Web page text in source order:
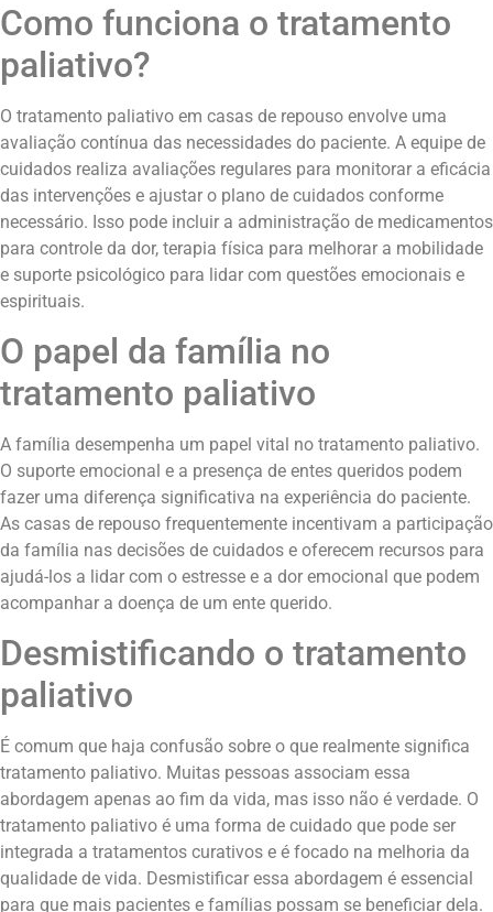
Como funciona o tratamento
paliativo?
O tratamento paliativo em casas de repouso envolve uma
avaliação contínua das necessidades do paciente. A equipe de
cuidados realiza avaliações regulares para monitorar a eficácia
das intervenções e ajustar o plano de cuidados conforme
necessário. Isso pode incluir a administração de medicamentos
para controle da dor, terapia física para melhorar a mobilidade
e suporte psicológico para lidar com questões emocionais e
espirituais.
O papel da família no
tratamento paliativo
A família desempenha um papel vital no tratamento paliativo.
O suporte emocional e a presença de entes queridos podem
fazer uma diferença significativa na experiência do paciente.
As casas de repouso frequentemente incentivam a participação
da família nas decisões de cuidados e oferecem recursos para
ajudá-los a lidar com o estresse e a dor emocional que podem
acompanhar a doença de um ente querido.
Desmistificando o tratamento
paliativo
É comum que haja confusão sobre o que realmente significa
tratamento paliativo. Muitas pessoas associam essa
abordagem apenas ao fim da vida, mas isso não é verdade. O
tratamento paliativo é uma forma de cuidado que pode ser
integrada a tratamentos curativos e é focado na melhoria da
qualidade de vida. Desmistificar essa abordagem é essencial
para que mais pacientes e famílias possam se beneficiar dela.